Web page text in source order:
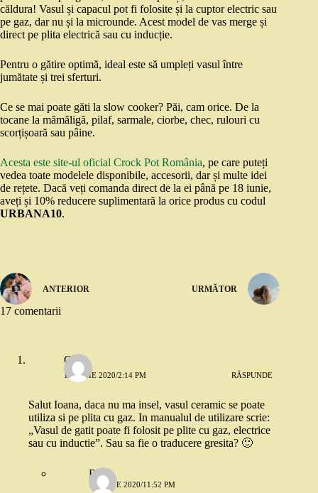
căldura! Vasul și capacul pot fi folosite și la cuptor electric sau
pe gaz, dar nu și la microunde. Acest model de vas merge și
direct pe plita electrică sau cu inducție.
Pentru o gătire optimă, ideal este să umpleți vasul între
jumătate și trei sferturi.
Ce se mai poate găti la slow cooker? Păi, cam orice. De la
tocane la mămăligă, pilaf, sarmale, ciorbe, chec, rulouri cu
scorțișoară sau pâine.
Acesta este site-ul oficial Crock Pot România, pe care puteți
vedea toate modelele disponibile, accesorii, dar și multe idei
de rețete. Dacă veți comanda direct de la ei până pe 18 iunie,
aveți și 10% reducere suplimentară la orice produs cu codul
URBANA10.
ANTERIOR URMĂTOR
17 comentarii
Gabi
12 IUNIE 2020/2:14 PM RĂSPUNDE
Salut Ioana, daca nu ma insel, vasul ceramic se poate
utiliza si pe plita cu gaz. In manualul de utilizare scrie:
„Vasul de gatit poate fi folosit pe plite cu gaz, electrice
sau cu inductie”. Sau sa fie o traducere gresita? 🙂
Rox
13 IUNIE 2020/11:52 PM